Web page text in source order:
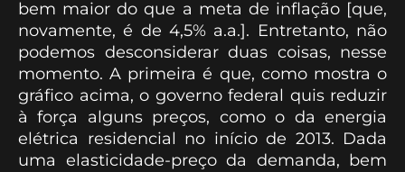
bem maior do que a meta de inflação [que,
novamente, é de 4,5% a.a.]. Entretanto, não
podemos desconsiderar duas coisas, nesse
momento. A primeira é que, como mostra o
gráfico acima, o governo federal quis reduzir
à força alguns preços, como o da energia
elétrica residencial no início de 2013. Dada
uma elasticidade-preço da demanda, bem